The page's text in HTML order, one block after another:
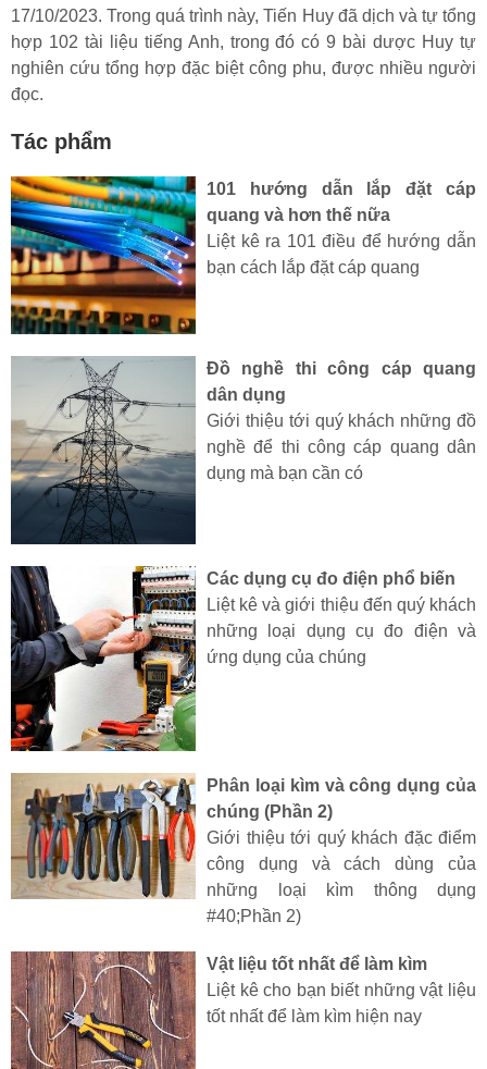
17/10/2023. Trong quá trình này, Tiến Huy đã dịch và tự tổng
hợp 102 tài liệu tiếng Anh, trong đó có 9 bài dược Huy tự
nghiên cứu tổng hợp đặc biệt công phu, được nhiều người
đọc.
Tác phẩm
101 hướng dẫn lắp đặt cáp
quang và hơn thế nữa
Liệt kê ra 101 điều để hướng dẫn
bạn cách lắp đặt cáp quang
Đồ nghề thi công cáp quang
dân dụng
Giới thiệu tới quý khách những đồ
nghề để thi công cáp quang dân
dụng mà bạn cần có
Các dụng cụ đo điện phổ biến
Liệt kê và giới thiệu đến quý khách
những loại dụng cụ đo điện và
ứng dụng của chúng
Phân loại kìm và công dụng của
chúng (Phần 2)
Giới thiệu tới quý khách đặc điểm
công dụng và cách dùng của
những loại kìm thông dụng
#40;Phần 2)
Vật liệu tốt nhất để làm kìm
Liệt kê cho bạn biết những vật liệu
tốt nhất để làm kìm hiện nay